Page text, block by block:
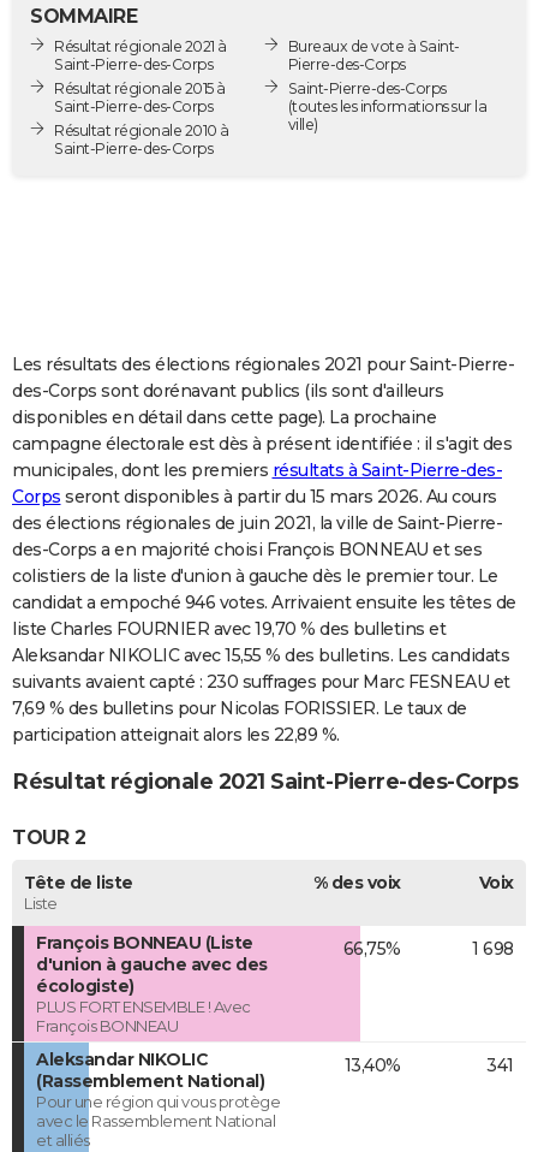
Destinations
City break
Voyage nature
Voyage de noces
Forum
Climat
GUIDES D'ACHAT
BONS PLANS
S'inscrire
Se connecter
Lycées
Collèges
Primaires
Universités
Entreprises
Service militaire
Avis de recherche
AVIS DE DÉCÈS
FORUM
Bricolage
Lifestyle
Culture
Television
Voyage
Cinema
SOMMAIRE
Résultat régionale 2021 à
Saint-Pierre-des-Corps
Résultat régionale 2015 à
Saint-Pierre-des-Corps
Résultat régionale 2010 à
Saint-Pierre-des-Corps
Bureaux de vote à Saint-
Pierre-des-Corps
Saint-Pierre-des-Corps
(toutes les informations sur la
ville)
Les résultats des élections régionales 2021 pour Saint-Pierre-
des-Corps sont dorénavant publics (ils sont d'ailleurs
disponibles en détail dans cette page). La prochaine
campagne électorale est dès à présent identifiée : il s'agit des
municipales, dont les premiers résultats à Saint-Pierre-des-
Corps seront disponibles à partir du 15 mars 2026. Au cours
des élections régionales de juin 2021, la ville de Saint-Pierre-
des-Corps a en majorité choisi François BONNEAU et ses
colistiers de la liste d'union à gauche dès le premier tour. Le
candidat a empoché 946 votes. Arrivaient ensuite les têtes de
liste Charles FOURNIER avec 19,70 % des bulletins et
Aleksandar NIKOLIC avec 15,55 % des bulletins. Les candidats
suivants avaient capté : 230 suffrages pour Marc FESNEAU et
7,69 % des bulletins pour Nicolas FORISSIER. Le taux de
participation atteignait alors les 22,89 %.
Résultat régionale 2021 Saint-Pierre-des-Corps
TOUR 2
Tête de liste
Liste
% des voix Voix
François BONNEAU (Liste
d'union à gauche avec des
écologiste)
PLUS FORT ENSEMBLE ! Avec
François BONNEAU
66,75% 1 698
Aleksandar NIKOLIC
(Rassemblement National)
Pour une région qui vous protège
avec le Rassemblement National
et alliés
13,40% 341